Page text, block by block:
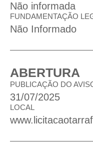
Não informada
FUNDAMENTAÇÃO
Não Informado
ABERTURA
PUBLICAÇÃO DO
31/07/2025
LOCAL